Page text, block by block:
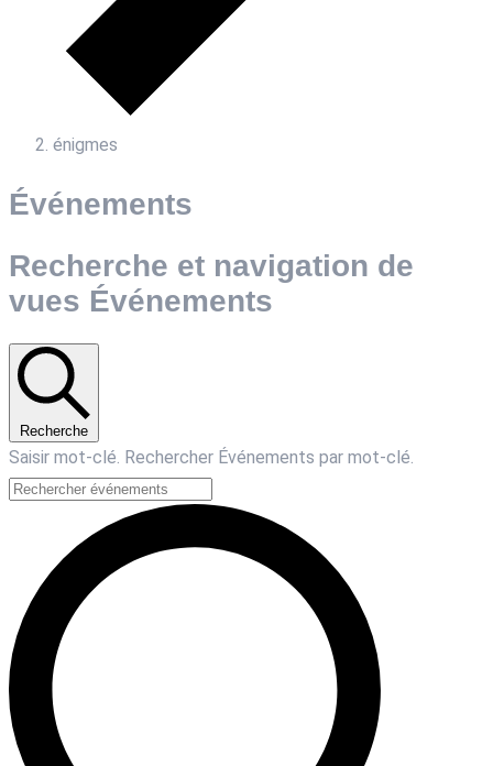
énigmes
Événements
Recherche et navigation de
vues Événements
Recherche
Saisir mot-clé. Rechercher Événements par mot-clé.